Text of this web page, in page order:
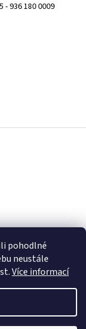
pohodlné
neustále
Více informací
- 936 180 0009